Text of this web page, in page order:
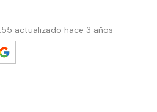
actualizado hace 3 años